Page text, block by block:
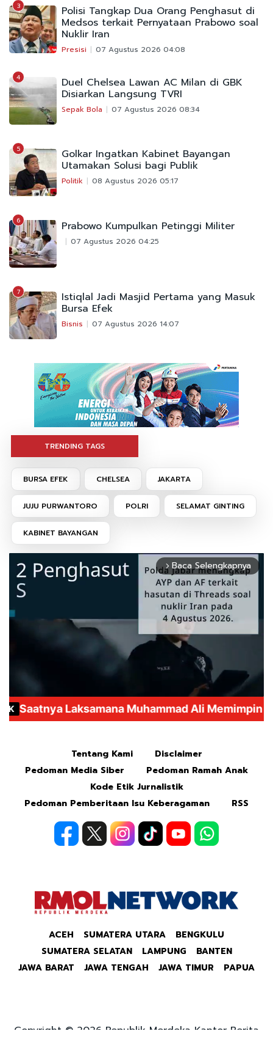
3 Polisi Tangkap Dua Orang Penghasut di
Medsos terkait Pernyataan Prabowo soal
Nuklir Iran
Presisi 07 Agustus 2026 04:08
4 Duel Chelsea Lawan AC Milan di GBK
Disiarkan Langsung TVRI
Sepak Bola 07 Agustus 2026 08:34
5 Golkar Ingatkan Kabinet Bayangan
Utamakan Solusi bagi Publik
Politik 08 Agustus 2026 05:17
6 Prabowo Kumpulkan Petinggi Militer
07 Agustus 2026 04:25
7 Istiqlal Jadi Masjid Pertama yang Masuk
Bursa Efek
Bisnis 07 Agustus 2026 14:07
TRENDING TAGS
BURSA EFEK CHELSEA JAKARTA
JUJU PURWANTORO POLRI SELAMAT GINTING
KABINET BAYANGAN
arrow_forward_ios Baca Selengkapnya
Tentang Kami
Disclaimer
Pedoman Media Siber
Pedoman Ramah Anak
Kode Etik Jurnalistik
Pedoman Pemberitaan Isu Keberagaman
RSS
ACEH SUMATERA UTARA
BENGKULU
SUMATERA SELATAN
LAMPUNG
BANTEN
JAWA BARAT
JAWA TENGAH JAWA TIMUR PAPUA
Copyright © 2026 Republik Merdeka Kantor Berita